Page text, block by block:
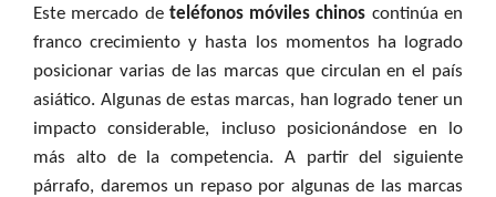
Este mercado de teléfonos móviles chinos continúa en
franco crecimiento y hasta los momentos ha logrado
posicionar varias de las marcas que circulan en el país
asiático. Algunas de estas marcas, han logrado tener un
impacto considerable, incluso posicionándose en lo
más alto de la competencia. A partir del siguiente
párrafo, daremos un repaso por algunas de las marcas